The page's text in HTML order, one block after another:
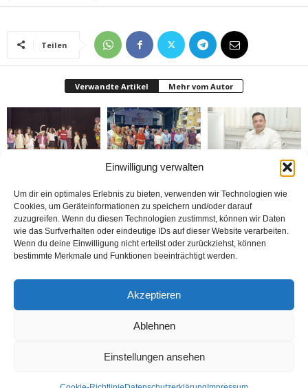
Einwilligung verwalten
Um dir ein optimales Erlebnis zu bieten, verwenden wir Technologien wie
Cookies, um Geräteinformationen zu speichern und/oder darauf
zuzugreifen. Wenn du diesen Technologien zustimmst, können wir Daten
wie das Surfverhalten oder eindeutige IDs auf dieser Website verarbeiten.
Wenn du deine Einwilligung nicht erteilst oder zurückziehst, können
bestimmte Merkmale und Funktionen beeinträchtigt werden.
Akzeptieren
Ablehnen
Einstellungen ansehen
Teilen
Verwandte Artikel Mehr vom Autor
Festivali yapıldı
Yabancılar Haftası
donduruldu
Wiedenbrück’e açtı
Bakım Sigortası
Danışmanlığı Yapıyoruz
sistemi ile çalışıyor